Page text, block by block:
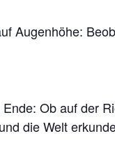
Augenhöhe:
Ob auf der
die Welt